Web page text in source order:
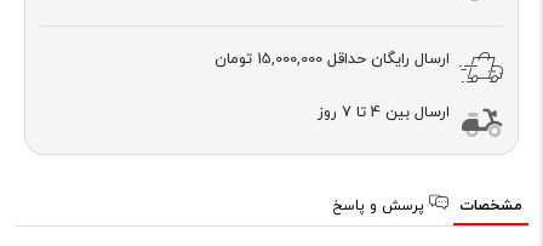
ارسال رایگان حداقل 15,000,000 تومان
ارسال بین 4 تا 7 روز
مشخصات پرسش و پاسخ